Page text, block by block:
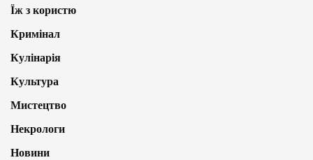
Їж з користю
Кримінал
Кулінарія
Культура
Мистецтво
Некрологи
Новини